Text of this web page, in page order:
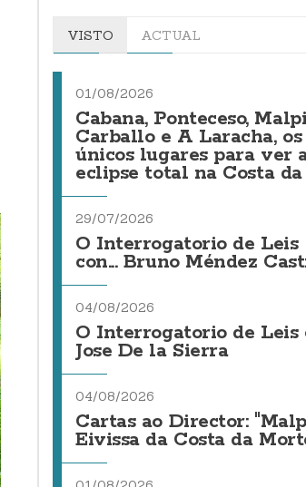
VISTO ACTUAL
01/08/2026
Cabana, Ponteceso,
Carballo e A Laracha, os
únicos lugares para ver
eclipse total na Costa
29/07/2026
O Interrogatorio de Leis
con... Bruno Méndez
04/08/2026
O Interrogatorio de Leis
Jose De la Sierra
04/08/2026
Cartas ao Director:
Eivissa da Costa da